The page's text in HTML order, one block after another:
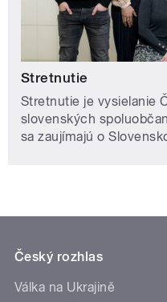
Stretnutie
Stretnutie je vysielanie
slovenských
sa zaujímajú o
Český rozhlas
Válka na Ukrajině